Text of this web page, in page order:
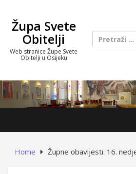
contentŽupa Svete
Obitelji
Web stranice Župe Svete
Obitelji u Osijeku
Home Župne obavijesti: 16.